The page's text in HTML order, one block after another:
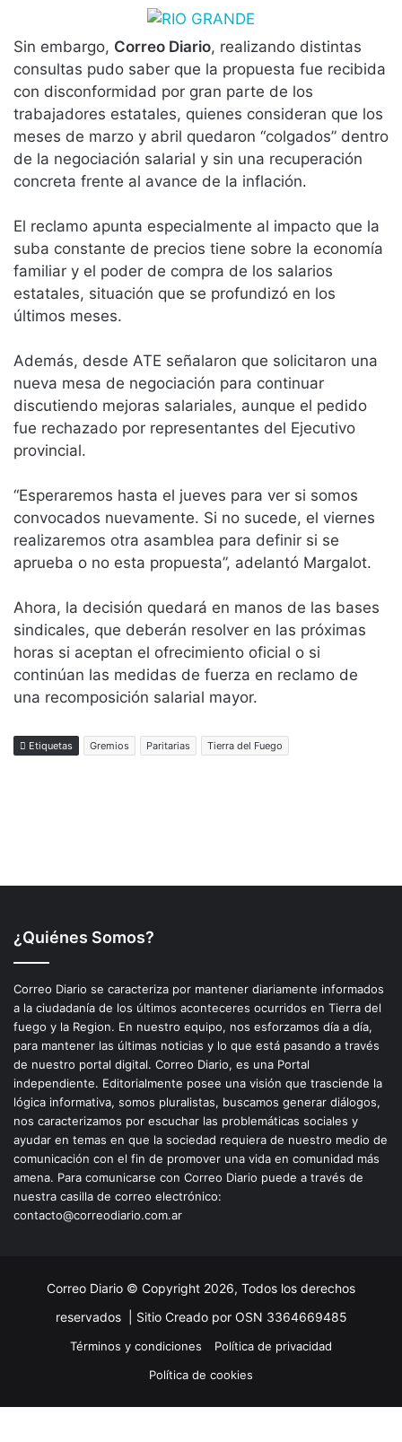
¿Quiénes Somos?
Correo Diario se caracteriza por mantener diariamente informados
a la ciudadanía de los últimos aconteceres ocurridos en Tierra del
fuego y la Region. En nuestro equipo, nos esforzamos día a día,
para mantener las últimas noticias y lo que está pasando a través
de nuestro portal digital. Correo Diario, es una Portal
independiente. Editorialmente posee una visión que trasciende la
lógica informativa, somos pluralistas, buscamos generar diálogos,
nos caracterizamos por escuchar las problemáticas sociales y
ayudar en temas en que la sociedad requiera de nuestro medio de
comunicación con el fin de promover una vida en comunidad más
amena. Para comunicarse con Correo Diario puede a través de
nuestra casilla de correo electrónico:
contacto@correodiario.com.ar
Correo Diario © Copyright 2026, Todos los derechos
reservados | Sitio Creado por OSN 3364669485
Términos y condiciones
Política de privacidad
Política de cookies